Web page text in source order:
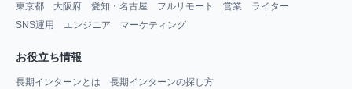
東京都 大阪府 愛知・名古屋 フルリモート 営業
ライター
SNS運用
エンジニア マーケティング
お役立ち情報
長期インターンとは
長期インターンの探し方